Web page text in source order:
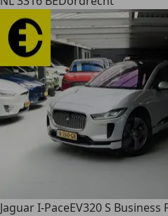
Jaguar I-PaceEV320 S